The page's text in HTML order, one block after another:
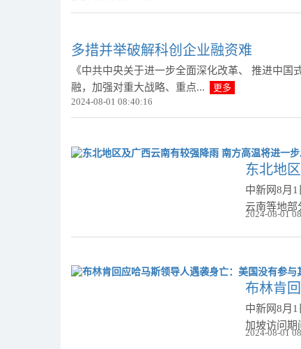
多措并举破解科创企业融资难
《中共中央关于进一步全面深化改革、 推进中
融，加强对重大战略、重点...
更多
2024-08-01 08:40:16
东北地
中新网8月
云南等地部
2024-08-01
布林肯
中新网8月
加坡访问期
2024-08-01